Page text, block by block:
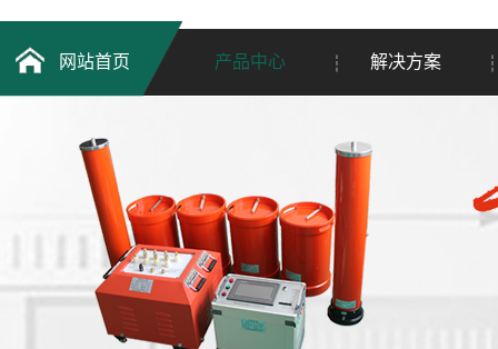
网站首页 产品中心 解决方案